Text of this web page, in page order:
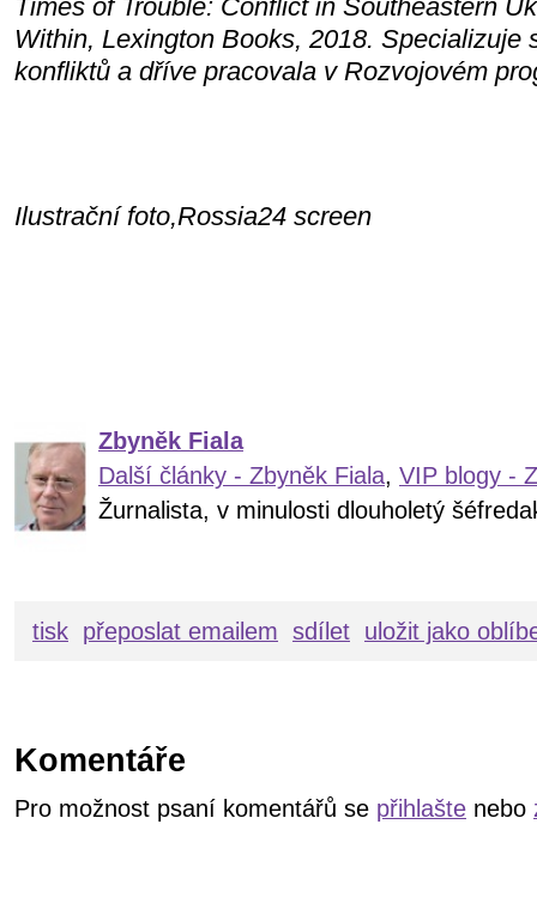
Times of Trouble: Conflict in Southeastern
Within, Lexington Books, 2018. Specializuje
konfliktů a dříve pracovala v Rozvojovém
Ilustrační foto,Rossia24 screen
Zbyněk Fiala
Další články - Zbyněk Fiala, VIP blogy -
Žurnalista, v minulosti dlouholetý
tisk přeposlat emailem sdílet uložit jako
Komentáře
Pro možnost psaní komentářů se přihlašte nebo